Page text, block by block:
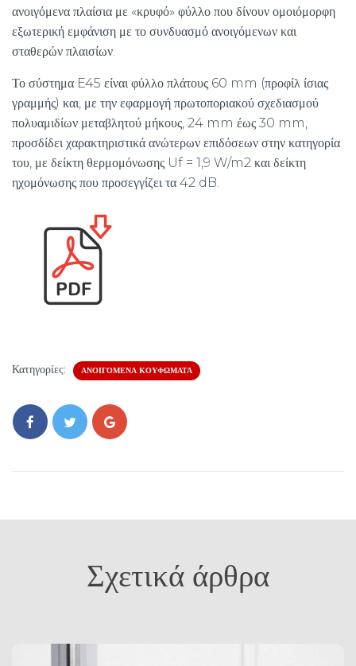
ανοιγόμενα πλαίσια με «κρυφό» φύλλο που δίνουν ομοιόμορφη
εξωτερική εμφάνιση με το συνδυασμό ανοιγόμενων και
σταθερών πλαισίων.
Το σύστημα E45 είναι φύλλο πλάτους 60 mm (προφίλ ίσιας
γραμμής) και, με την εφαρμογή πρωτοποριακού σχεδιασμού
πολυαμιδίων μεταβλητού μήκους, 24 mm έως 30 mm,
προσδίδει χαρακτηριστικά ανώτερων επιδόσεων στην κατηγορία
του, με δείκτη θερμομόνωσης Uf = 1,9 W/m2 και δείκτη
ηχομόνωσης που προσεγγίζει τα 42 dB.
Κατηγορίες: ΑΝΟΙΓΌΜΕΝΑ ΚΟΥΦΏΜΑΤΑ
Σχετικά άρθρα